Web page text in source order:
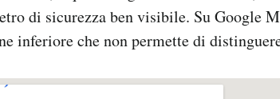
di sicurezza ben visibile. Su Google
inferiore che non permette di